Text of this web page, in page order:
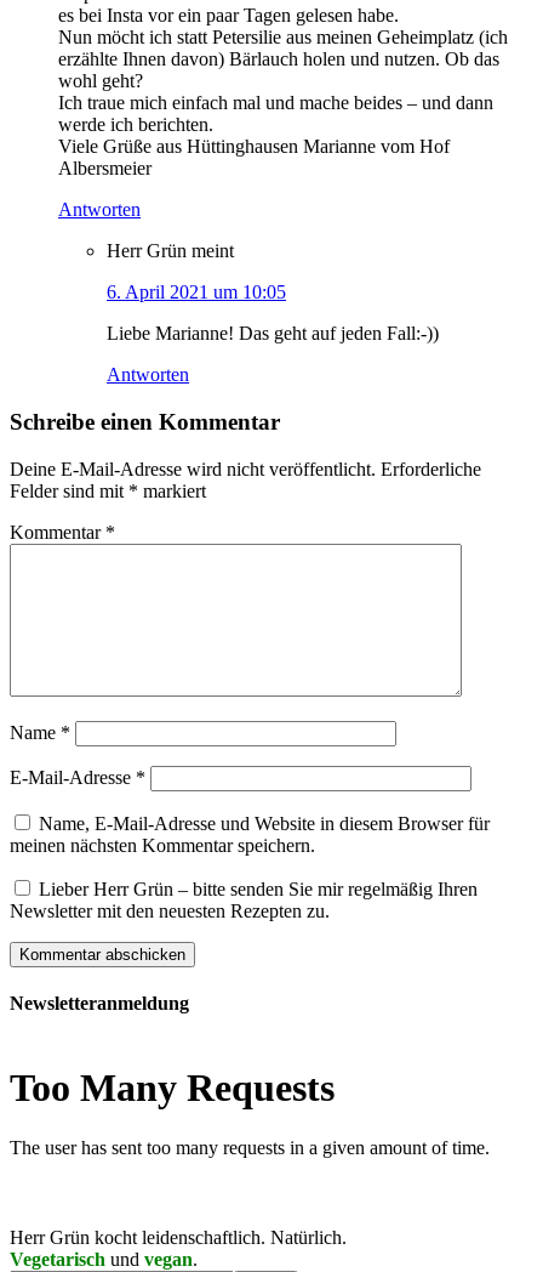
es bei Insta vor ein paar Tagen gelesen habe.
Nun möcht ich statt Petersilie aus meinen Geheimplatz (ich
erzählte Ihnen davon) Bärlauch holen und nutzen. Ob das
wohl geht?
Ich traue mich einfach mal und mache beides – und dann
werde ich berichten.
Viele Grüße aus Hüttinghausen Marianne vom Hof
Albersmeier
Antworten
Herr Grün meint
6. April 2021 um 10:05
Liebe Marianne! Das geht auf jeden Fall:-))
Antworten
Schreibe einen Kommentar
Deine E-Mail-Adresse wird nicht veröffentlicht. Erforderliche
Felder sind mit * markiert
Kommentar *
Name *
E-Mail-Adresse *
Name, E-Mail-Adresse und Website in diesem Browser für
meinen nächsten Kommentar speichern.
Lieber Herr Grün – bitte senden Sie mir regelmäßig Ihren
Newsletter mit den neuesten Rezepten zu.
Newsletteranmeldung
Herr Grün kocht leidenschaftlich. Natürlich.
Vegetarisch und vegan.